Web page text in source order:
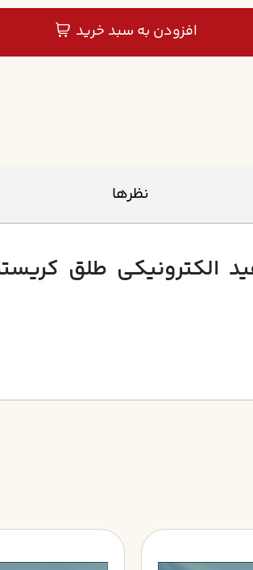
افزودن به سبد خرید
نظرها
داست پروف دلپسند 36*3 ابعاد 60*60 سفيد